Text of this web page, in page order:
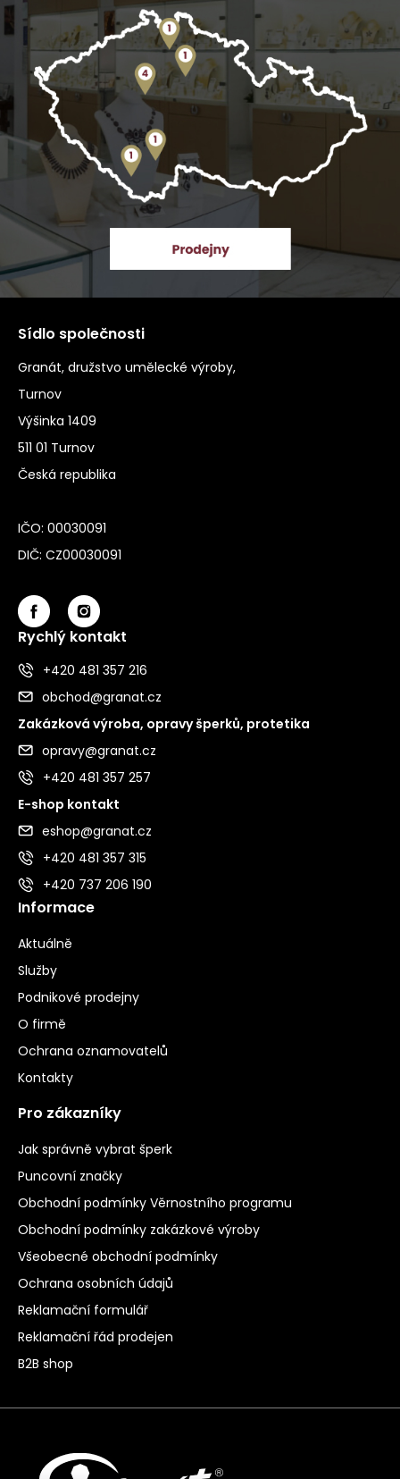
Sídlo společnosti
Granát, družstvo umělecké výroby,
Turnov
Výšinka 1409
511 01 Turnov
Česká republika
IČO: 00030091
DIČ: CZ00030091
Rychlý kontakt
+420 481 357 216
obchod@granat.cz
Zakázková výroba, opravy šperků, protetika
opravy@granat.cz
+420 481 357 257
E-shop kontakt
eshop@granat.cz
+420 481 357 315
+420 737 206 190
Informace
Aktuálně
Služby
Podnikové prodejny
O firmě
Ochrana oznamovatelů
Kontakty
Pro zákazníky
Jak správně vybrat šperk
Puncovní značky
Obchodní podmínky Věrnostního programu
Obchodní podmínky zakázkové výroby
Všeobecné obchodní podmínky
Ochrana osobních údajů
Reklamační formulář
Reklamační řád prodejen
B2B shop